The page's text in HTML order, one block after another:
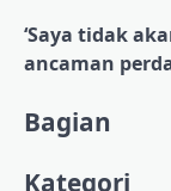
‘Saya tidak
ancaman
Konten
Bagian
Kategori